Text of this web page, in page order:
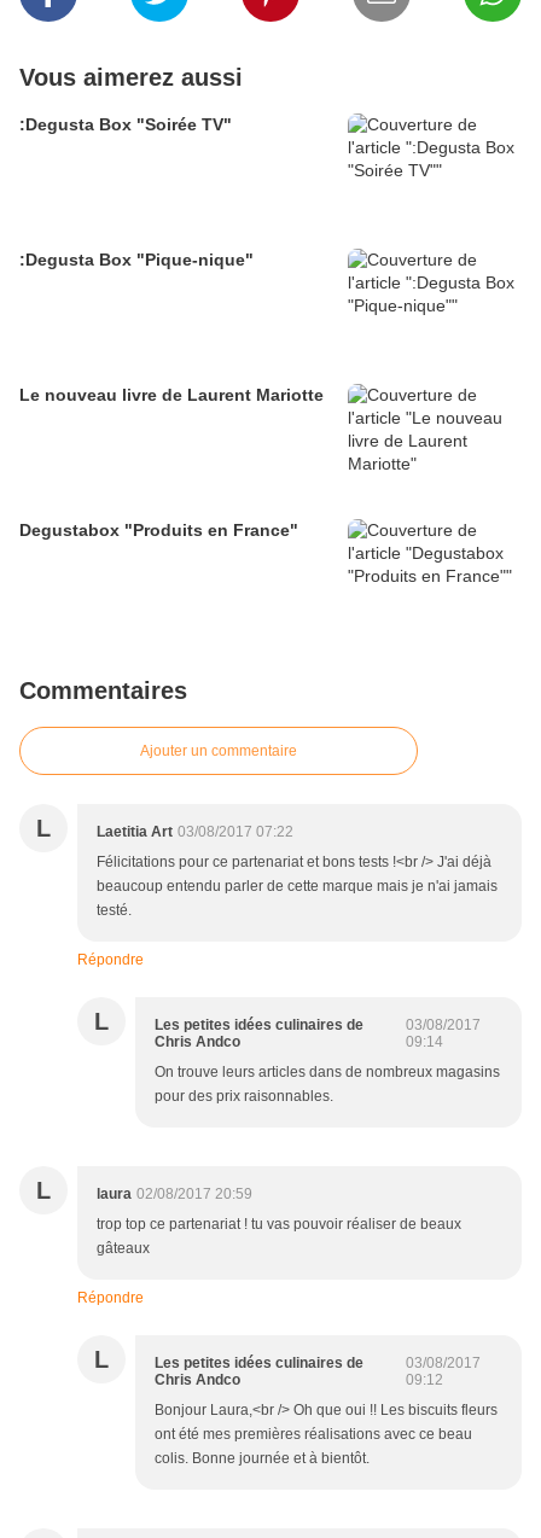
Vous aimerez aussi
:Degusta Box "Soirée TV"
:Degusta Box "Pique-nique"
Le nouveau livre de Laurent Mariotte
Degustabox "Produits en France"
Commentaires
Ajouter un commentaire
L Laetitia Art 03/08/2017 07:22
Félicitations pour ce partenariat et bons tests !<br /> J'ai déjà
beaucoup entendu parler de cette marque mais je n'ai jamais
testé.
Répondre
L
Les petites idées culinaires de
Chris Andco
03/08/2017
09:14
On trouve leurs articles dans de nombreux magasins
pour des prix raisonnables.
L laura 02/08/2017 20:59
trop top ce partenariat ! tu vas pouvoir réaliser de beaux
gâteaux
Répondre
L
Les petites idées culinaires de
Chris Andco
03/08/2017
09:12
Bonjour Laura,<br /> Oh que oui !! Les biscuits fleurs
ont été mes premières réalisations avec ce beau
colis. Bonne journée et à bientôt.